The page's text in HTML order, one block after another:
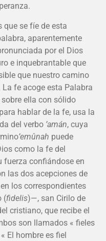
que se fíe de esta
aparentemente
por el Dios
e inquebrantable que
que nuestro camino
fe acoge esta Palabra
ella con sólido
hablar de la fe, usa la
del verbo ’amán, cuya
’emûnah puede
como la fe del
fuerza confiándose en
las dos acepciones de
los correspondientes
(fidelis)—, san Cirilo de
cristiano, que recibe el
son llamados « fieles
El hombre es fiel